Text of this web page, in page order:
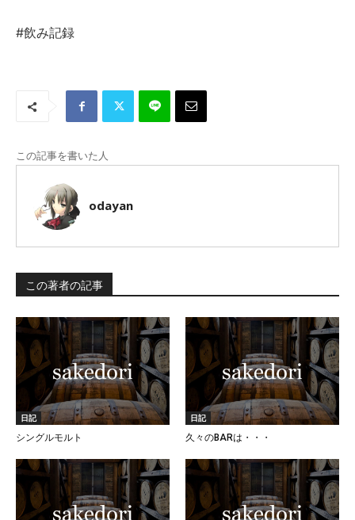
#飲み記録
この記事を書いた人
odayan
この著者の記事
日記
シングルモルト
日記
久々のBARは・・・